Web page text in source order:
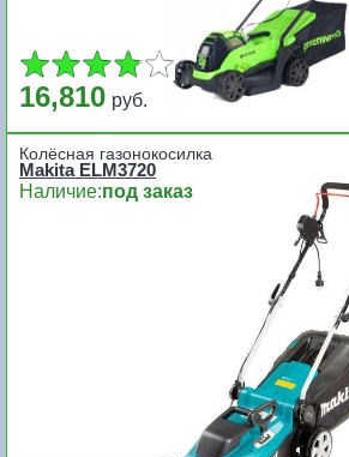
16,810 руб.
Колёсная газонокосилка
Makita ELM3720
Наличие:под заказ